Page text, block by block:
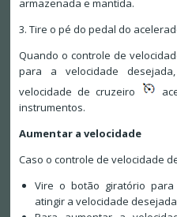
armazenada e mantida.
3. Tire o pé do pedal do
Quando o controle de
para a velocidade
velocidade de cruzeiro
instrumentos.
Aumentar a velocidade
Caso o controle de velocidade
Vire o botão giratório para
atingir a velocidade